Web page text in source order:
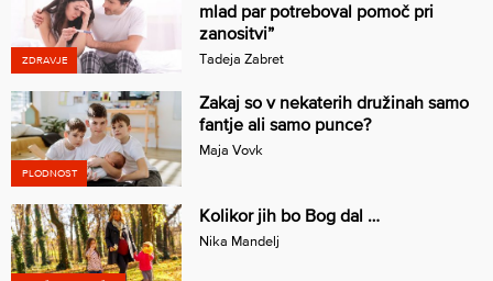
ZDRAVJE
mlad par potreboval pomoč pri
zanositvi”
Tadeja Zabret
PLODNOST
Zakaj so v nekaterih družinah samo
fantje ali samo punce?
Maja Vovk
Kolikor jih bo Bog dal …
Nika Mandelj